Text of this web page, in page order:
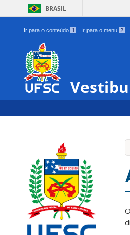
BRASIL
Ir para o conteúdo 1 Ir para o menu 2